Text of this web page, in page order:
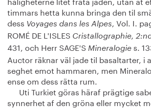
timmars hetta kunna bringa den til
dess Voyages dans les Alpes, Vol. I.
ROMÉ DE L'ISLES Cristallographie,
431, och Herr SAGE'S Mineralogie s.
Auctor räknar väl jade til basaltarter, i
seghet emot hammaren, men
ense om dess rätta rum.
Uti Turkiet göras häraf prägtige
synnerhet af den gröna eller mycket